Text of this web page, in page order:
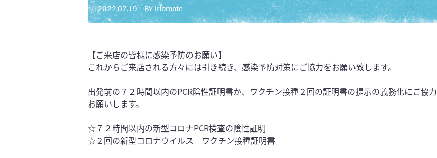
2022.07.19 BY iriomote
【ご来店の皆様に感染予防のお願い】
これからご来店される方々には引き続き、感染予防対策にご協力をお願い致します。
出発前の７２時間以内のPCR陰性証明書か、ワクチン接種２回の証明書の提示の義務化にご協力
お願いします。
☆７２時間以内の新型コロナPCR検査の陰性証明
☆２回の新型コロナウイルス ワクチン接種証明書